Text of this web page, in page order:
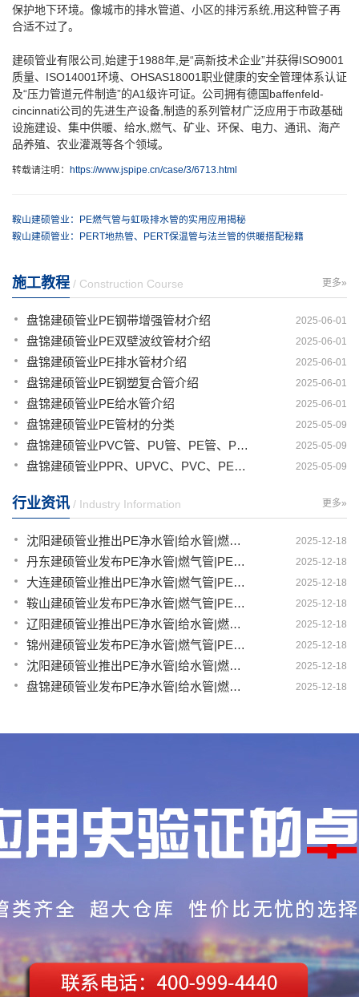
保护地下环境。像城市的排水管道、小区的排污系统,用这种管子再
合适不过了。
建硕管业有限公司,始建于1988年,是“高新技术企业”并获得ISO9001
质量、ISO14001环境、OHSAS18001职业健康的安全管理体系认证
及“压力管道元件制造”的A1级许可证。公司拥有德国baffenfeld-
cincinnati公司的先进生产设备,制造的系列管材广泛应用于市政基础
设施建设、集中供暖、给水,燃气、矿业、环保、电力、通讯、海产
品养殖、农业灌溉等各个领域。
转载请注明： https://www.jspipe.cn/case/3/6713.html
鞍山建硕管业：PE燃气管与虹吸排水管的实用应用揭秘
鞍山建硕管业：PERT地热管、PERT保温管与法兰管的供暖搭配秘籍
更多»
施工教程 / Construction Course
2025-06-01
盘锦建硕管业PE钢带增强管材介绍
2025-06-01
盘锦建硕管业PE双壁波纹管材介绍
2025-06-01
盘锦建硕管业PE排水管材介绍
2025-06-01
盘锦建硕管业PE钢塑复合管介绍
2025-06-01
盘锦建硕管业PE给水管介绍
2025-05-09
盘锦建硕管业PE管材的分类
2025-05-09
盘锦建硕管业PVC管、PU管、PE管、PP管有那些区别
2025-05-09
盘锦建硕管业PPR、UPVC、PVC、PERT、PE、HDPE塑料管材详解
更多»
行业资讯 / Industry Information
2025-12-18
沈阳建硕管业推出PE净水管|给水管|燃气管|PERT供热管|电力护套管一体化智造解决方案
2025-12-18
丹东建硕管业发布PE净水管|燃气管|PERT供热管|电力护套管|农田灌溉管智能生产新范式
2025-12-18
大连建硕管业推出PE净水管|燃气管|PERT供热管|电力护套管|农田灌溉管融合智造新生态
2025-12-18
鞍山建硕管业发布PE净水管|燃气管|PERT供热管|电力护套管|农田灌溉管全链路应用新方案
2025-12-18
辽阳建硕管业推出PE净水管|给水管|燃气管|PERT供热管|电力护套管多维融合智造平台
2025-12-18
锦州建硕管业发布PE净水管|燃气管|PERT供热管|电力护套管|农田灌溉管智慧应用生态体系
2025-12-18
沈阳建硕管业推出PE净水管|给水管|燃气管|PERT供热管|电力护套管一体化智造方案
2025-12-18
盘锦建硕管业发布PE净水管|给水管|燃气管|PERT供热管|电力护套管智慧生产新范式